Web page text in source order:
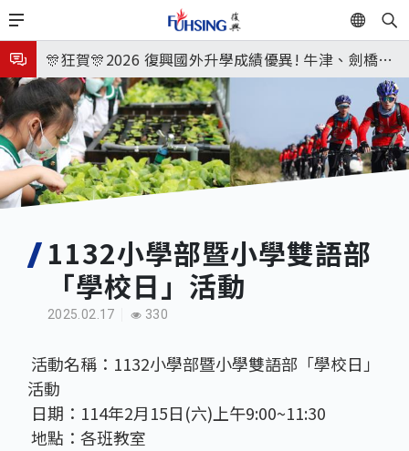
移
至
主
內
容
EN
🎉🎉🎉狂賀! 12望蘇同學榮錄MIT麻省理工學院，本校
連續兩年錄取世界第一學府！
🎊狂賀🎊2026 復興國外升學成績優異! 牛津、劍橋首
次雙星閃耀✨
115年校本部大學榜單再創佳績🎉，32％達醫學系錄
取標準、62%達台大錄取標準。各組合4科60級分9人
🎊
7月27日 中學暑輔開始
8月3日 分科成績公布
🎉🎉🎉狂賀! 12望蘇同學榮錄MIT麻省理工學院，本校
連續兩年錄取世界第一學府！
1132小學部暨小學雙語部
「學校日」活動
2025.02.17 330
活動名稱：1132小學部暨小學雙語部「學校日」
活動
日期：114年2月15日(六)上午9:00~11:30
地點：各班教室